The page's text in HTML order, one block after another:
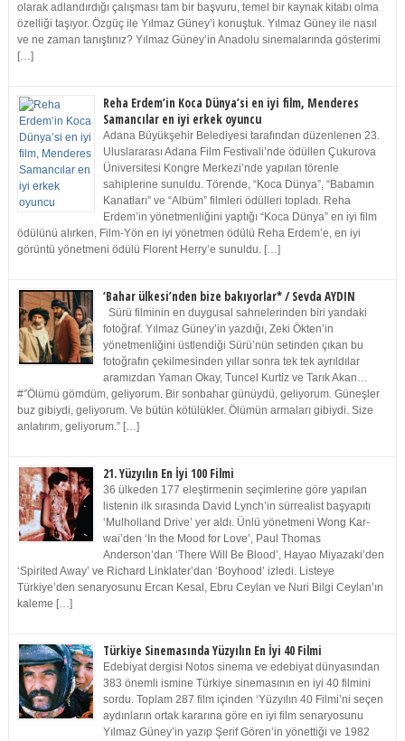
olarak adlandırdığı çalışması tam bir başvuru, temel bir kaynak kitabı olma
özelliği taşıyor. Özgüç ile Yılmaz Güney’i konuştuk. Yılmaz Güney ile nasıl
ve ne zaman tanıştınız? Yılmaz Güney’in Anadolu sinemalarında gösterimi
[…]
Reha Erdem’in Koca Dünya’si en iyi film, Menderes
Samancılar en iyi erkek oyuncu
Adana Büyükşehir Belediyesi tarafından düzenlenen 23.
Uluslararası Adana Film Festivali’nde ödüllen Çukurova
Üniversitesi Kongre Merkezi’nde yapılan törenle
sahiplerine sunuldu. Törende, “Koca Dünya”, “Babamın
Kanatları” ve “Albüm” filmleri ödülleri topladı. Reha
Erdem’in yönetmenliğini yaptığı “Koca Dünya” en iyi film
ödülünü alırken, Film-Yön en iyi yönetmen ödülü Reha Erdem’e, en iyi
görüntü yönetmeni ödülü Florent Herry’e sunuldu. […]
‘Bahar ülkesi’nden bize bakıyorlar* / Sevda AYDIN
Sürü filminin en duygusal sahnelerinden biri yandaki
fotoğraf. Yılmaz Güney’in yazdığı, Zeki Ökten’in
yönetmenliğini üstlendiği Sürü’nün setinden çıkan bu
fotoğrafın çekilmesinden yıllar sonra tek tek ayrıldılar
aramızdan Yaman Okay, Tuncel Kurtiz ve Tarık Akan…
#”Ölümü gömdüm, geliyorum. Bir sonbahar günüydü, geliyorum. Güneşler
buz gibiydi, geliyorum. Ve bütün kötülükler. Ölümün armaları gibiydi. Size
anlatırım, geliyorum.” […]
21. Yüzyılın En İyi 100 Filmi
36 ülkeden 177 eleştirmenin seçimlerine göre yapılan
listenin ilk sırasında David Lynch’in sürrealist başyapıtı
‘Mulholland Drive’ yer aldı. Ünlü yönetmeni Wong Kar-
wai’den ‘In the Mood for Love’, Paul Thomas
Anderson’dan ‘There Will Be Blood’, Hayao Miyazaki’den
‘Spirited Away’ ve Richard Linklater’dan ‘Boyhood’ izledi. Listeye
Türkiye’den senaryosunu Ercan Kesal, Ebru Ceylan ve Nuri Bilgi Ceylan’ın
kaleme […]
Türkiye Sinemasında Yüzyılın En İyi 40 Filmi
Edebiyat dergisi Notos sinema ve edebiyat dünyasından
383 önemli ismine Türkiye sinemasının en iyi 40 filmini
sordu. Toplam 287 film içinden ‘Yüzyılın 40 Filmi’ni seçen
aydınların ortak kararına göre en iyi film senaryosunu
Yılmaz Güney’in yazıp Şerif Gören’in yönettiği ve 1982